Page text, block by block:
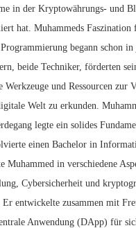
in der Kryptowährungs- und
hat. Muhammeds Faszination
begann schon in
beide Techniker, förderten
Werkzeuge und Ressourcen zur
Welt zu erkunden.
legte ein solides
einen Bachelor in
Muhammed in verschiedene
Cybersicherheit und
entwickelte zusammen mit
Anwendung (DApp) für